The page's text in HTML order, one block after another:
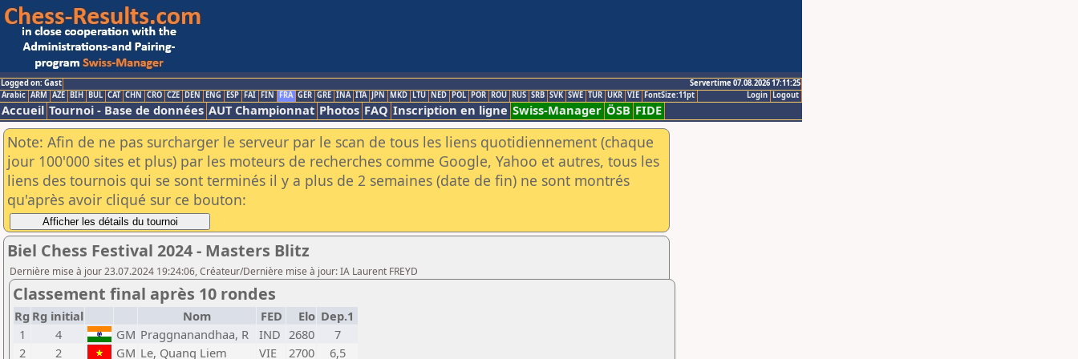
Logged on: Gast
Servertime 07.08.2026 17:11:25
Logout
Login
Arabic ARM AZE BIH BUL CAT CHN CRO CZE DEN ENG ESP FAI FIN FRA GER GRE INA ITA JPN MKD LTU NED POL POR ROU RUS SRB SVK SWE TUR UKR VIE FontSize:11pt
Accueil Tournoi - Base de données AUT Championnat Photos FAQ Inscription en ligne Swiss-Manager ÖSB FIDE
Note: Afin de ne pas surcharger le serveur par le scan de tous les liens quotidiennement (chaque
jour 100'000 sites et plus) par les moteurs de recherches comme Google, Yahoo et autres, tous les
liens des tournois qui se sont terminés il y a plus de 2 semaines (date de fin) ne sont montrés
qu'après avoir cliqué sur ce bouton:
Biel Chess Festival 2024 - Masters Blitz
Dernière mise à jour 23.07.2024 19:24:06, Créateur/Dernière mise à jour: IA Laurent FREYD
Classement final après 10 rondes
Rg Rg initial Nom FED Elo Dep.1
1
4 GM Praggnanandhaa, R IND 2680
7
2
2 GM Le, Quang Liem VIE 2700
6,5